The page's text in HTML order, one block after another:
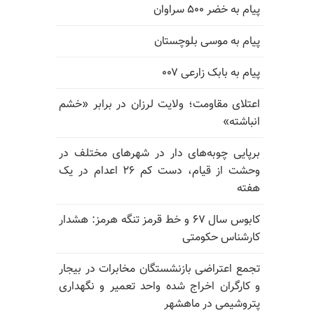
پیام به خضر ۵۰۰ سراوان
پیام به موسی بلوچستان
پیام به بابک زارعی ۰۰۷
اعتلای مقاومت؛ ولایت لرزان در برابر «خشم
انباشته»
برپایی چوبه‌های دار در شهرهای مختلف در
وحشت از قیام، دست کم ۲۶ اعدام در یک
هفته
کابوس سال ۶۷ و خط قرمز تنگه هرمز: هشدار
کارشناس حکومتی
تجمع اعتراضی بازنشستگان مخابرات در بیجار
و کارگران اخراج شده واحد تعمیر و نگهداری
پتروشیمی در ماهشهر